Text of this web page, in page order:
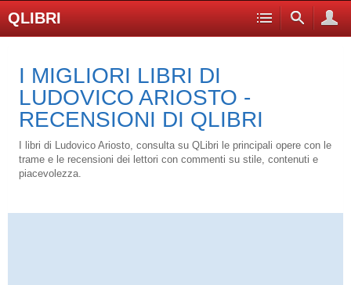
QLIBRI
I MIGLIORI LIBRI DI
LUDOVICO ARIOSTO -
RECENSIONI DI QLIBRI
I libri di Ludovico Ariosto, consulta su QLibri le principali opere con le
trame e le recensioni dei lettori con commenti su stile, contenuti e
piacevolezza.